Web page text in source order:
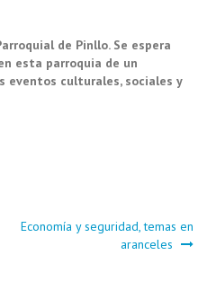
de Pinllo. Se espera
esta parroquia de un
eventos culturales, sociales y
Economía y seguridad, temas en
aranceles